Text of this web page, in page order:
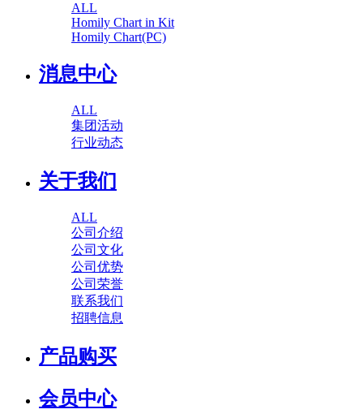
ALL
Homily Chart in Kit
Homily Chart(PC)
消息中心
ALL
集团活动
行业动态
关于我们
ALL
公司介绍
公司文化
公司优势
公司荣誉
联系我们
招聘信息
产品购买
会员中心